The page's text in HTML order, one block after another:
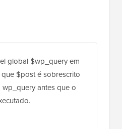
global $wp_query em
$post é sobrescrito
antes que o